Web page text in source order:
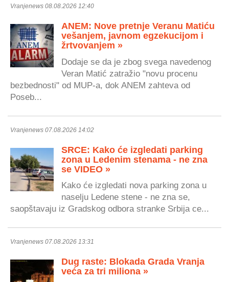
Vranjenews 08.08.2026 12:40
ANEM: Nove pretnje Veranu Matiću
vešanjem, javnom egzekucijom i
žrtvovanjem »
Dodaje se da je zbog svega navedenog
Veran Matić zatražio "novu procenu
bezbednosti" od MUP-a, dok ANEM zahteva od
Poseb...
Vranjenews 07.08.2026 14:02
SRCE: Kako će izgledati parking
zona u Ledenim stenama - ne zna
se VIDEO »
Kako će izgledati nova parking zona u
naselju Ledene stene - ne zna se,
saopštavaju iz Gradskog odbora stranke Srbija ce...
Vranjenews 07.08.2026 13:31
Dug raste: Blokada Grada Vranja
veća za tri miliona »